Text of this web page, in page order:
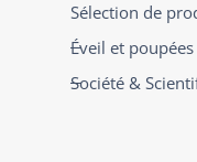
Sélection de
Éveil et poupées
Société &